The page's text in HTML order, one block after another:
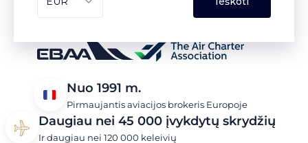
Nuo 1991 m.
Pirmaujantis aviacijos brokeris Europoje
Daugiau nei 45 000 įvykdytų skrydžių
Ir daugiau nei 120 000 keleivių